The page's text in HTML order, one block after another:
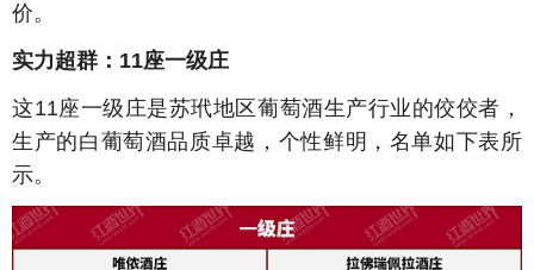
价。
实力超群：11座一级庄
这11座一级庄是苏玳地区葡萄酒生产行业的佼佼者，
生产的白葡萄酒品质卓越，个性鲜明，名单如下表所
示。